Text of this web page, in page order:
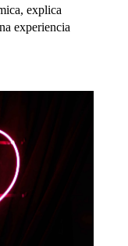
explica
experiencia